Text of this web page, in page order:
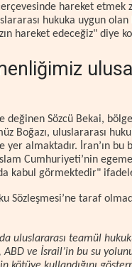
hareket etmek
hukuka uygun
hareket edeceğiz" diye
ulusal
değinen Sözcü Bekai,
Boğazı, uluslararası
yer almaktadır. İran’ın
Cumhuriyeti’nin
kabul görmektedir"
taraf
uluslararası teamül
ve İsrail’in bu su